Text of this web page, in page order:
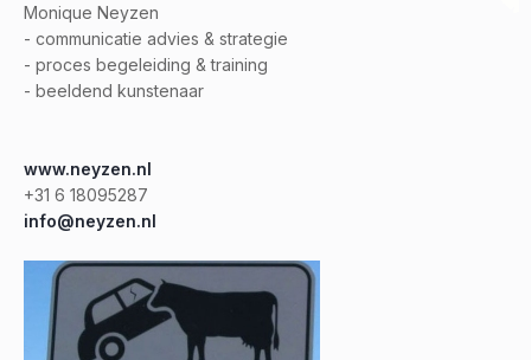
Monique Neyzen
- communicatie advies & strategie
- proces begeleiding & training
- beeldend kunstenaar
www.neyzen.nl
+31 6 18095287
info@neyzen.nl